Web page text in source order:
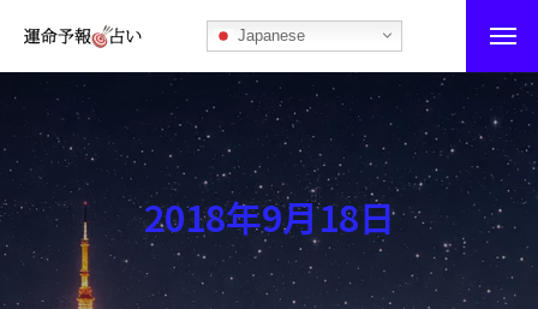
Japanese
運命予報占い
運命予報占いとは
あなたの所属部屋を探そう！
最恐の相性占い
2018年9月18日